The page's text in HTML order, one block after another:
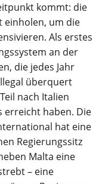
kommt: die
einholen, um die
Als erstes
an der
die jedes Jahr
überquert
nach Italien
erreicht haben. Die
hat eine
Regierungssitz
Malta eine
– eine